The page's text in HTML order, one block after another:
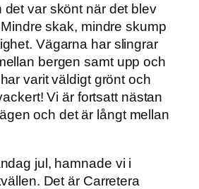
det var skönt när det blev
skak, mindre skump
Vägarna har slingrar
bergen samt upp och
varit väldigt grönt och
Vi är fortsatt nästan
och det är långt mellan
jul, hamnade vi i
Det är Carretera